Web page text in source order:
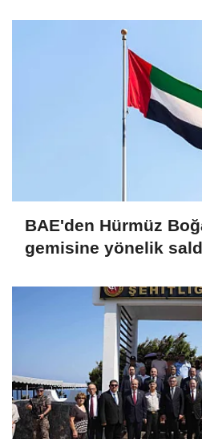
bayraklarıyla
BAE'den Hürmüz
gemisine yönelik